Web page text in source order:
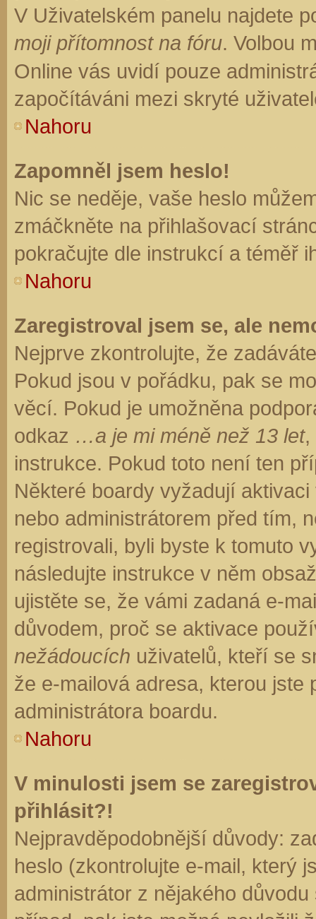
V Uživatelském panelu najdete
moji přítomnost na fóru. Volbou
Online vás uvidí pouze
započítáváni mezi skryté
Nahoru
Zapomněl jsem heslo!
Nic se neděje, vaše heslo
zmáčkněte na přihlašovací
pokračujte dle instrukcí a téměř
Nahoru
Zaregistroval jsem se, ale
Nejprve zkontrolujte, že
Pokud jsou v pořádku, pak se
věcí. Pokud je umožněna
odkaz …a je mi méně než 13 let,
instrukce. Pokud toto není ten
Některé boardy vyžadují
nebo administrátorem před tím,
registrovali, byli byste k tomuto
následujte instrukce v něm
ujistěte se, že vámi zadaná e-
důvodem, proč se aktivace
nežádoucích uživatelů, kteří se
že e-mailová adresa, kterou jste
administrátora boardu.
Nahoru
V minulosti jsem se
přihlásit?!
Nejpravděpodobnější důvody:
heslo (zkontrolujte e-mail, který
administrátor z nějakého